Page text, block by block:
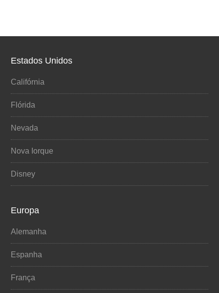
Estados Unidos
Califórnia
Flórida
Nevada
Nova Iorque
Disney
Europa
Alemanha
Espanha
França